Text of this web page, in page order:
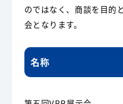
のではなく、商談を目的
会となります。
名称